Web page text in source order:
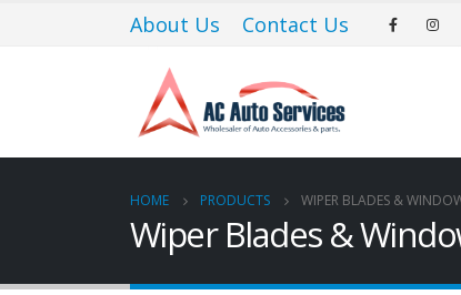
Il portoghese a carica manuale Eight Days è disponibile sia in
lancette e i numeri applicati che sei abituato a vedere dalla
About Us Contact Us
HOME PRODUCTS WIPER BLADES &
Wiper Blades &